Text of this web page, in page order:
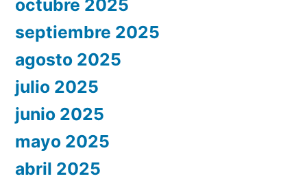
octubre 2025
septiembre 2025
agosto 2025
julio 2025
junio 2025
mayo 2025
abril 2025